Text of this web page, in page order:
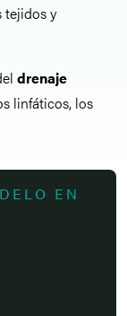
tejidos y
drenaje
linfáticos, los
EN